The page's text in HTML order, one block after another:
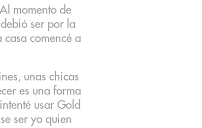
momento de
ser por la
comencé a
unas chicas
es una forma
usar Gold
ser yo quien